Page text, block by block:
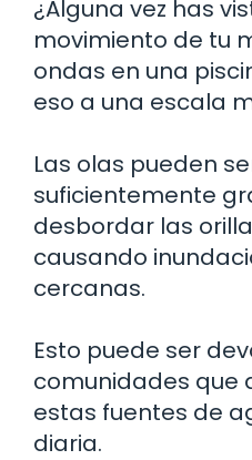
¿Alguna vez has
movimiento de tu
ondas en una
eso a una escala
Las olas pueden
suficientemente
desbordar las
causando
cercanas.
Esto puede ser
comunidades que
estas fuentes de
diaria.